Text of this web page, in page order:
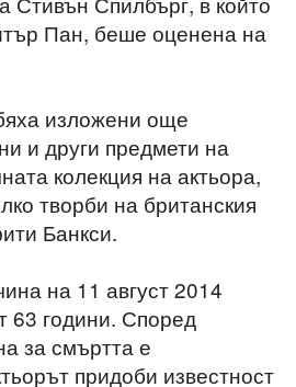
Пан, беше оценена на
изложени още
и други предмети на
колекция на актьора,
творби на британския
Банкси.
на 11 август 2014
63 години. Според
за смъртта е
придоби известност